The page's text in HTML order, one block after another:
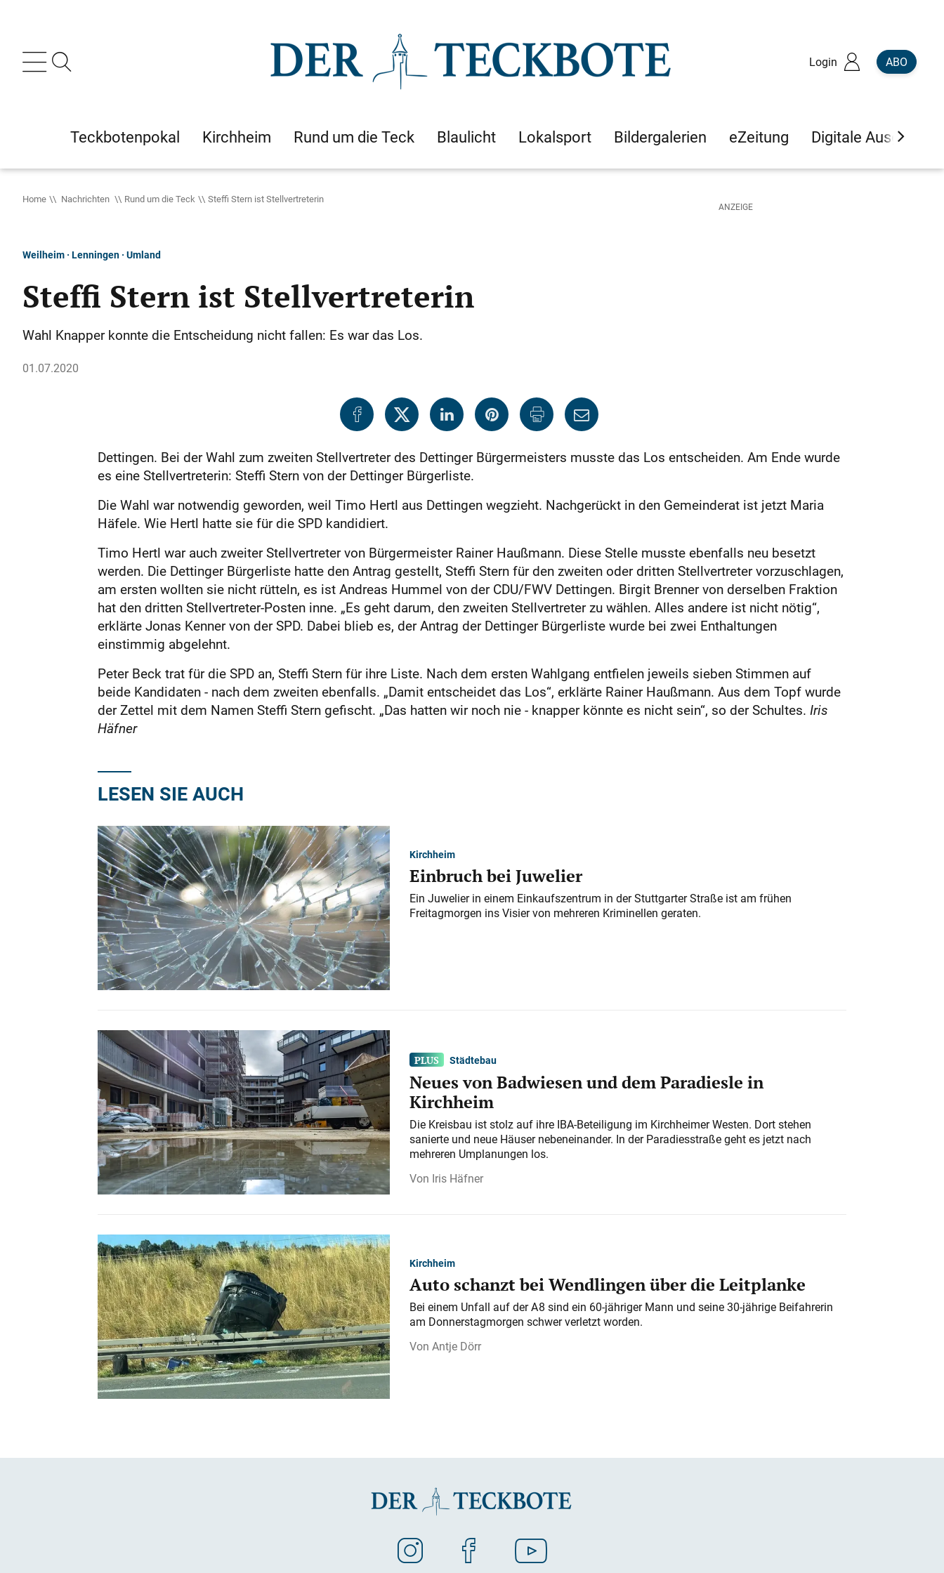
Login ABO
Teckbotenpokal Kirchheim Rund um die Teck Blaulicht Lokalsport Bildergalerien eZeitung Digitale Ausgaben
Home Nachrichten Rund um die Teck Steffi Stern ist Stellvertreterin
Weilheim · Lenningen · Umland
Steffi Stern ist Stellvertreterin
Wahl Knapper konnte die Entscheidung nicht fallen: Es war das Los.
01.07.2020
Dettingen. Bei der Wahl zum zweiten Stellvertreter des Dettinger Bürgermeisters musste das Los entscheiden. Am Ende wurde
es eine Stellvertreterin: Steffi Stern von der Dettinger Bürgerliste.
Die Wahl war notwendig geworden, weil Timo Hertl aus Dettingen wegzieht. Nachgerückt in den Gemeinderat ist jetzt Maria
Häfele. Wie Hertl hatte sie für die SPD kandidiert.
Timo Hertl war auch zweiter Stellvertreter von Bürgermeister Rainer Haußmann. Diese Stelle musste ebenfalls neu besetzt
werden. Die Dettinger Bürgerliste hatte den Antrag gestellt, Steffi Stern für den zweiten oder dritten Stellvertreter vorzuschlagen,
am ersten wollten sie nicht rütteln, es ist Andreas Hummel von der CDU/FWV Dettingen. Birgit Brenner von derselben Fraktion
hat den dritten Stellvertreter-Posten inne. „Es geht darum, den zweiten Stellvertreter zu wählen. Alles andere ist nicht nötig“,
erklärte Jonas Kenner von der SPD. Dabei blieb es, der Antrag der Dettinger Bürgerliste wurde bei zwei Enthaltungen
einstimmig abgelehnt.
Peter Beck trat für die SPD an, Steffi Stern für ihre Liste. Nach dem ersten Wahlgang entfielen jeweils sieben Stimmen auf
beide Kandidaten - nach dem zweiten ebenfalls. „Damit entscheidet das Los“, erklärte Rainer Haußmann. Aus dem Topf wurde
der Zettel mit dem Namen Steffi Stern gefischt. „Das hatten wir noch nie - knapper könnte es nicht sein“, so der Schultes. Iris
Häfner
LESEN SIE AUCH
Kirchheim
Einbruch bei Juwelier
Ein Juwelier in einem Einkaufszentrum in der Stuttgarter Straße ist am frühen
Freitagmorgen ins Visier von mehreren Kriminellen geraten.
Städtebau
Neues von Badwiesen und dem Paradiesle in
Kirchheim
Die Kreisbau ist stolz auf ihre IBA-Beteiligung im Kirchheimer Westen. Dort stehen
sanierte und neue Häuser nebeneinander. In der Paradiesstraße geht es jetzt nach
mehreren Umplanungen los.
Iris Häfner
Kirchheim
Auto schanzt bei Wendlingen über die Leitplanke
Bei einem Unfall auf der A 8 sind ein 60-jähriger Mann und seine 30-jährige Beifahrerin
am Donnerstagmorgen schwer verletzt worden.
Antje Dörr